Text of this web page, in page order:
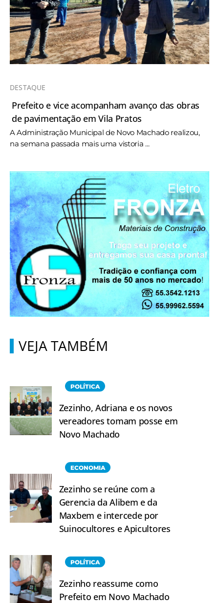
DESTAQUE
Prefeito e vice acompanham avanço das obras
de pavimentação em Vila Pratos
A Administração Municipal de Novo Machado realizou,
na semana passada mais uma vistoria ...
VEJA TAMBÉM
POLÍTICA
Zezinho, Adriana e os novos
vereadores tomam posse em
Novo Machado
ECONOMIA
Zezinho se reúne com a
Gerencia da Alibem e da
Maxbem e intercede por
Suinocultores e Apicultores
POLÍTICA
Zezinho reassume como
Prefeito em Novo Machado